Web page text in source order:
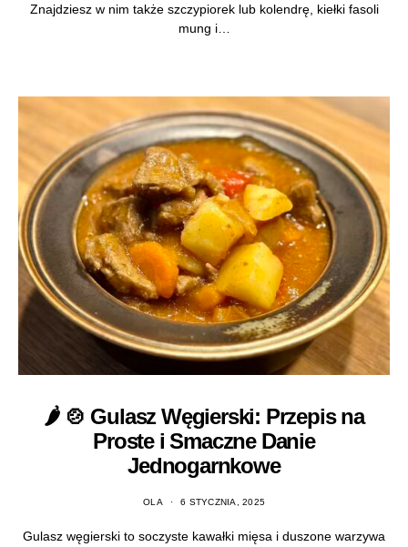
Znajdziesz w nim także szczypiorek lub kolendrę, kiełki fasoli
mung i…
🌶️ 🍲 Gulasz Węgierski: Przepis na
Proste i Smaczne Danie
Jednogarnkowe
OLA 6 STYCZNIA, 2025
Gulasz węgierski to soczyste kawałki mięsa i duszone warzywa